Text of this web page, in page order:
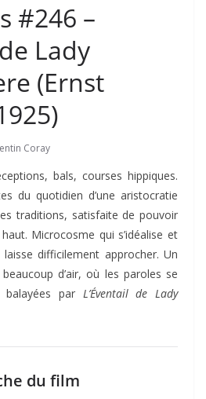
#246 –
Lady
(Ernst
Coray
bals, courses hippiques.
du quotidien d’une aristocratie
traditions, satisfaite de pouvoir
Microcosme qui s’idéalise et
difficilement approcher. Un
d’air, où les paroles se
balayées par L’Éventail de Lady
du film